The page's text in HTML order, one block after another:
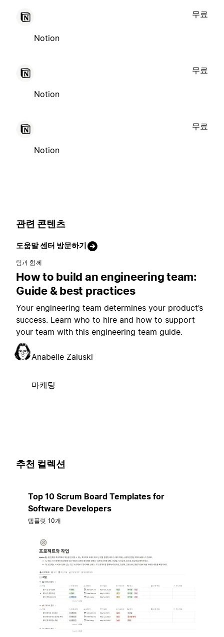
Notion
무료
Notion
무료
Notion
무료
관련 콘텐츠
도움말 센터 방문하기
팀과 함께
How to build an engineering team:
Guide & best practices
Your engineering team determines your product’s
success. Learn who to hire and how to support
your team with this engineering team guide.
Anabelle Zaluski
마케팅
추천 컬렉션
Top 10 Scrum Board Templates for
Software Developers
템플릿 10개